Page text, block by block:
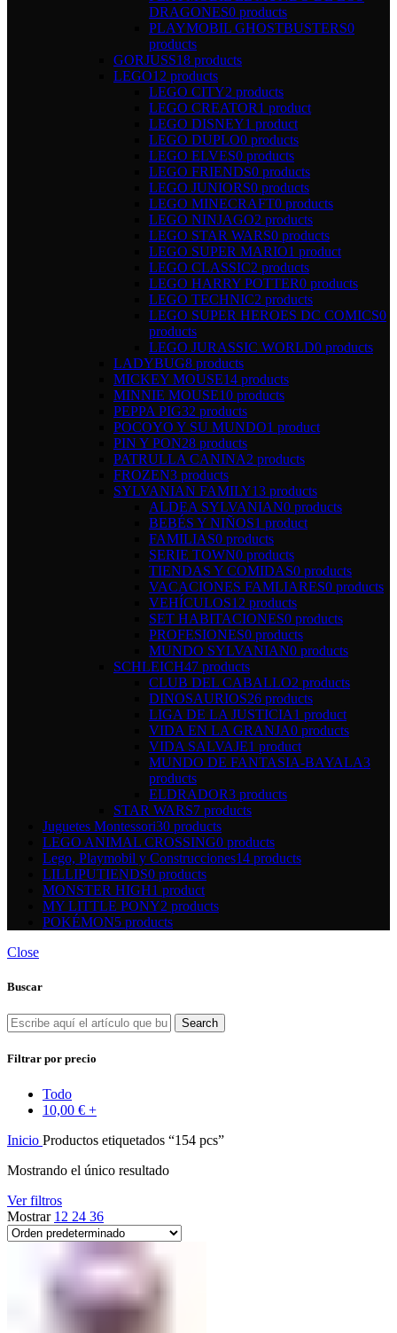
DRAGONES0 products
PLAYMOBIL GHOSTBUSTERS0
products
GORJUSS18 products
LEGO12 products
LEGO CITY2 products
LEGO CREATOR1 product
LEGO DISNEY1 product
LEGO DUPLO0 products
LEGO ELVES0 products
LEGO FRIENDS0 products
LEGO JUNIORS0 products
LEGO MINECRAFT0 products
LEGO NINJAGO2 products
LEGO STAR WARS0 products
LEGO SUPER MARIO1 product
LEGO CLASSIC2 products
LEGO HARRY POTTER0 products
LEGO TECHNIC2 products
LEGO SUPER HEROES DC COMICS0
products
LEGO JURASSIC WORLD0 products
LADYBUG8 products
MICKEY MOUSE14 products
MINNIE MOUSE10 products
PEPPA PIG32 products
POCOYO Y SU MUNDO1 product
PIN Y PON28 products
PATRULLA CANINA2 products
FROZEN3 products
SYLVANIAN FAMILY13 products
ALDEA SYLVANIAN0 products
BEBÉS Y NIÑOS1 product
FAMILIAS0 products
SERIE TOWN0 products
TIENDAS Y COMIDAS0 products
VACACIONES FAMLIARES0 products
VEHÍCULOS12 products
SET HABITACIONES0 products
PROFESIONES0 products
MUNDO SYLVANIAN0 products
SCHLEICH47 products
CLUB DEL CABALLO2 products
DINOSAURIOS26 products
LIGA DE LA JUSTICIA1 product
VIDA EN LA GRANJA0 products
VIDA SALVAJE1 product
MUNDO DE FANTASIA-BAYALA3
products
ELDRADOR3 products
STAR WARS7 products
Juguetes Montessori30 products
LEGO ANIMAL CROSSING0 products
Lego, Playmobil y Construcciones14 products
LILLIPUTIENDS0 products
MONSTER HIGH1 product
MY LITTLE PONY2 products
POKÉMON5 products
Close
Buscar
Search
Filtrar por precio
Todo
10,00 € +
Inicio Productos etiquetados “154 pcs”
Mostrando el único resultado
Ver filtros
Mostrar 12 24 36